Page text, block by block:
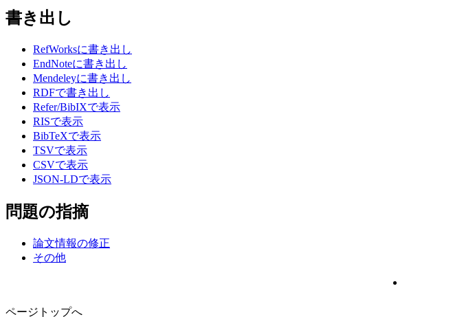
書き出し
RefWorksに書き出し
EndNoteに書き出し
Mendeleyに書き出し
RDFで書き出し
Refer/BibIXで表示
RISで表示
BibTeXで表示
TSVで表示
CSVで表示
JSON-LDで表示
問題の指摘
論文情報の修正
その他
ページトップへ